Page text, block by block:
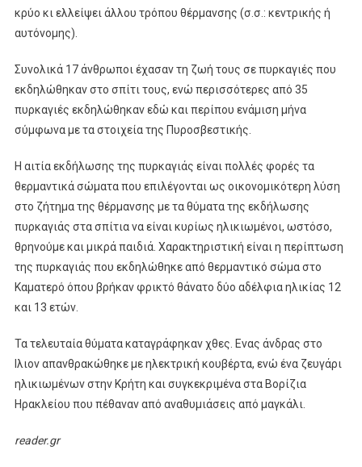
κρύο κι ελλείψει άλλου τρόπου θέρμανσης (σ.σ.: κεντρικής ή
αυτόνομης).
Συνολικά 17 άνθρωποι έχασαν τη ζωή τους σε πυρκαγιές που
εκδηλώθηκαν στο σπίτι τους, ενώ περισσότερες από 35
πυρκαγιές εκδηλώθηκαν εδώ και περίπου ενάμιση μήνα
σύμφωνα με τα στοιχεία της Πυροσβεστικής.
H αιτία εκδήλωσης της πυρκαγιάς είναι πολλές φορές τα
θερμαντικά σώματα που επιλέγονται ως οικονομικότερη λύση
στο ζήτημα της θέρμανσης με τα θύματα της εκδήλωσης
πυρκαγιάς στα σπίτια να είναι κυρίως ηλικιωμένοι, ωστόσο,
θρηνούμε και μικρά παιδιά. Χαρακτηριστική είναι η περίπτωση
της πυρκαγιάς που εκδηλώθηκε από θερμαντικό σώμα στο
Καματερό όπου βρήκαν φρικτό θάνατο δύο αδέλφια ηλικίας 12
και 13 ετών.
Τα τελευταία θύματα καταγράφηκαν χθες. Ενας άνδρας στο
Ιλιον απανθρακώθηκε με ηλεκτρική κουβέρτα, ενώ ένα ζευγάρι
ηλικιωμένων στην Κρήτη και συγκεκριμένα στα Βορίζια
Ηρακλείου που πέθαναν από αναθυμιάσεις από μαγκάλι.
reader.gr